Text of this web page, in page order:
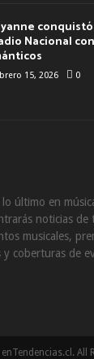
Nacional
15, 2026 0
último en
noticias
musicales,
coberturas de
All